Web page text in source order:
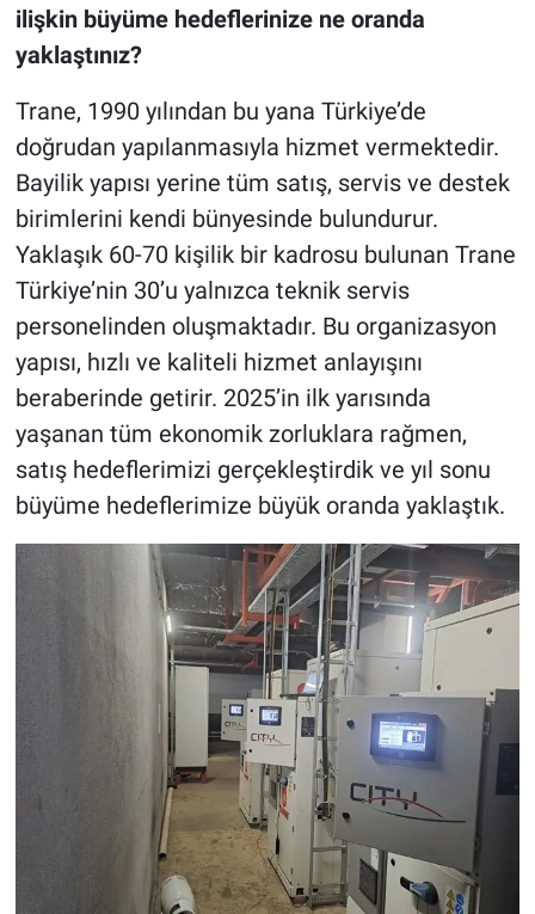
ilişkin büyüme hedeflerinize ne oranda
yaklaştınız?
Trane, 1990 yılından bu yana Türkiye’de
doğrudan yapılanmasıyla hizmet vermektedir.
Bayilik yapısı yerine tüm satış, servis ve destek
birimlerini kendi bünyesinde bulundurur.
Yaklaşık 60-70 kişilik bir kadrosu bulunan Trane
Türkiye’nin 30’u yalnızca teknik servis
personelinden oluşmaktadır. Bu organizasyon
yapısı, hızlı ve kaliteli hizmet anlayışını
beraberinde getirir. 2025’in ilk yarısında
yaşanan tüm ekonomik zorluklara rağmen,
satış hedeflerimizi gerçekleştirdik ve yıl sonu
büyüme hedeflerimize büyük oranda yaklaştık.